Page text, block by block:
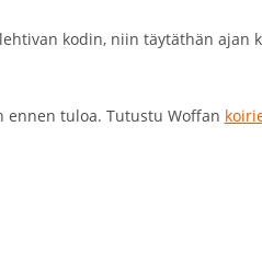
kodin, niin täytäthän ajan
ennen tuloa. Tutustu Woffan